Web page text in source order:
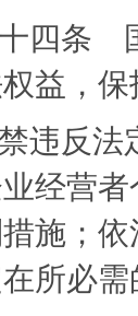
四条
益，
违反法
经营
施；
所必